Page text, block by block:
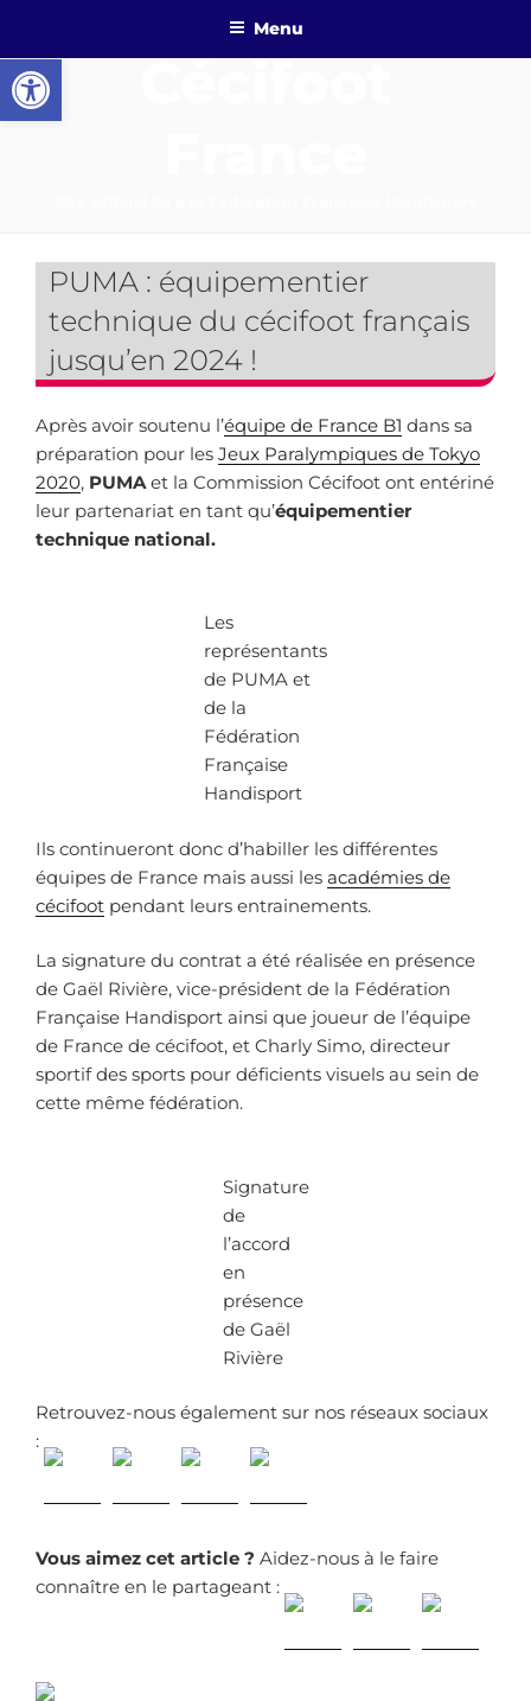
contenu
principal
Menu
PUMA : équipementier
technique du cécifoot français
jusqu’en 2024 !
Après avoir soutenu l’équipe de France B1 dans sa
préparation pour les Jeux Paralympiques de Tokyo
2020, PUMA et la Commission Cécifoot ont entériné
leur partenariat en tant qu’équipementier
technique national.
Les
représentants
de PUMA et
de la
Fédération
Française
Handisport
Ils continueront donc d’habiller les différentes
équipes de France mais aussi les académies de
cécifoot pendant leurs entrainements.
La signature du contrat a été réalisée en présence
de Gaël Rivière, vice-président de la Fédération
Française Handisport ainsi que joueur de l’équipe
de France de cécifoot, et Charly Simo, directeur
sportif des sports pour déficients visuels au sein de
cette même fédération.
Signature
de
l’accord
en
présence
de Gaël
Rivière
Retrouvez-nous également sur nos réseaux sociaux
:
Vous aimez cet article ? Aidez-nous à le faire
connaître en le partageant :
Ouvrir la barre d’outils